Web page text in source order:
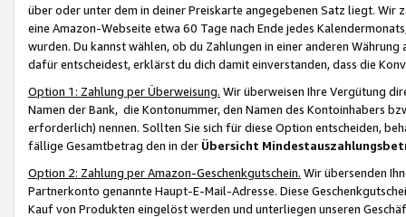
über oder unter dem in deiner Preiskarte angegebenen Satz liegt.
eine Amazon-Webseite etwa 60 Tage nach Ende jedes
wurden. Du kannst wählen, ob du Zahlungen in einer anderen
dafür entscheidest, erklärst du dich damit einverstanden, dass die
Option 1: Zahlung per Überweisung. Wir überweisen Ihre Vergütung
Namen der Bank, die Kontonummer, den Namen des Kontoinhabers
erforderlich) nennen. Sollten Sie sich für diese Option entscheiden,
fällige Gesamtbetrag den in der Übersicht
Option 2: Zahlung per Amazon-Geschenkgutschein. Wir übersenden
Partnerkonto genannte Haupt-E-Mail-Adresse. Diese
Kauf von Produkten eingelöst werden und unterliegen unseren